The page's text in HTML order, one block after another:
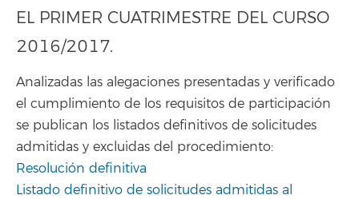
EL PRIMER CUATRIMESTRE DEL CURSO
2016/2017.
Analizadas las alegaciones presentadas y verificado
el cumplimiento de los requisitos de participación
se publican los listados definitivos de solicitudes
admitidas y excluidas del procedimiento:
Resolución definitiva
Listado definitivo de solicitudes admitidas al